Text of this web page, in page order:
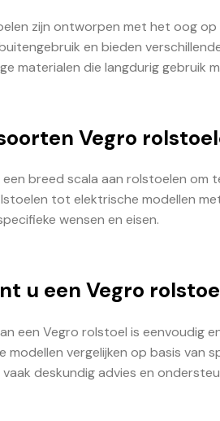
zijn ontworpen met het oog
en bieden
materialen die langdurig gebruik
Vegro
breed scala aan rolstoelen om
tot elektrische modellen
wensen en eisen.
u een Vegro
een Vegro rolstoel is eenvoudig
modellen vergelijken op basis van
deskundig advies en